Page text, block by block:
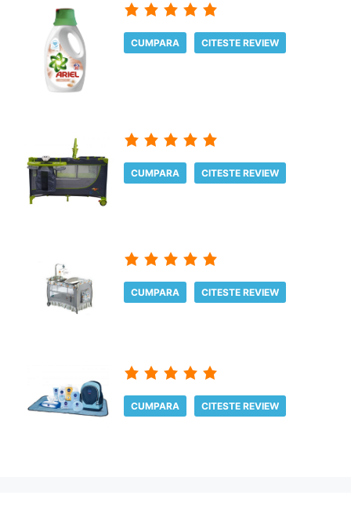
CUMPARA CITESTE REVIEW
CUMPARA CITESTE REVIEW
CUMPARA CITESTE REVIEW
CUMPARA CITESTE REVIEW